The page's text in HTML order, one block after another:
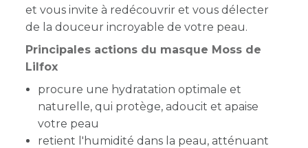
et vous invite à redécouvrir et vous délecter
de la douceur incroyable de votre peau.
Principales actions du masque Moss de
Lilfox
procure une hydratation optimale et
naturelle, qui protège, adoucit et apaise
votre peau
retient l'humidité dans la peau, atténuant